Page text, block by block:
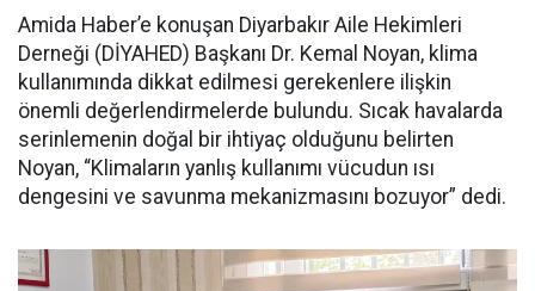
Amida Haber’e konuşan Diyarbakır Aile Hekimleri
Derneği (DİYAHED) Başkanı Dr. Kemal Noyan, klima
kullanımında dikkat edilmesi gerekenlere ilişkin
önemli değerlendirmelerde bulundu. Sıcak havalarda
serinlemenin doğal bir ihtiyaç olduğunu belirten
Noyan, “Klimaların yanlış kullanımı vücudun ısı
dengesini ve savunma mekanizmasını bozuyor” dedi.